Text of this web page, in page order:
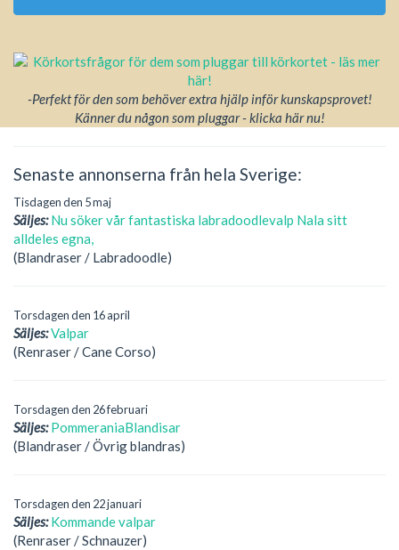
-Perfekt för den som behöver extra hjälp inför kunskapsprovet!
Känner du någon som pluggar - klicka här nu!
Senaste annonserna från hela Sverige:
Tisdagen den 5 maj
Säljes: Nu söker vår fantastiska labradoodlevalp Nala sitt
alldeles egna,
(Blandraser / Labradoodle)
Torsdagen den 16 april
Säljes:Valpar
(Renraser / Cane Corso)
Torsdagen den 26 februari
Säljes: PommeraniaBlandisar
(Blandraser / Övrig blandras)
Torsdagen den 22 januari
Säljes: Kommande valpar
(Renraser / Schnauzer)